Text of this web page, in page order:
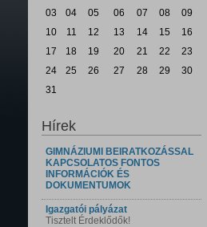
03
04 05 06 07 08
09
10
11 12 13 14 15
16
17
18 19 20 21 22
23
24
25 26 27 28 29
30
31
Hírek
GIMNÁZIUMI BEIRATKOZÁSSAL
KAPCSOLATOS FONTOS
INFORMÁCIÓK ÉS
DOKUMENTUMOK
Igazgatói pályázat
Tisztelt Érdeklődők!